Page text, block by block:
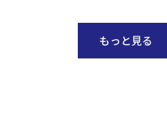
もっと見る